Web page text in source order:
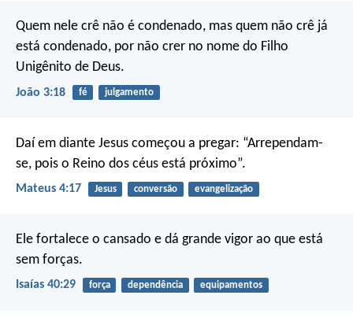
Quem nele crê não é condenado, mas quem não crê já
está condenado, por não crer no nome do Filho
Unigênito de Deus.
João 3:18 fé julgamento
Daí em diante Jesus começou a pregar: “Arrependam-
se, pois o Reino dos céus está próximo”.
Mateus 4:17 Jesus conversão evangelização
Ele fortalece o cansado e dá grande vigor ao que está
sem forças.
Isaías 40:29 força dependência equipamentos